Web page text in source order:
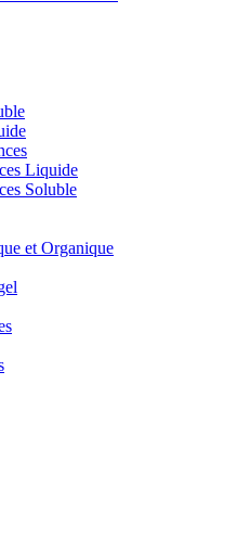
Liquide
Soluble
et Organique